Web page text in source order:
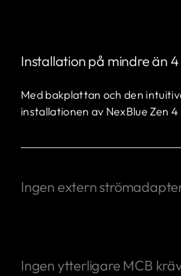
Installation på mindre än
Med bakplattan och den
installationen av NexBlue Zen
Ingen extern
Ingen ytterligare MCB